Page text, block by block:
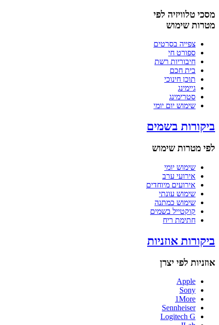
מסכי טלוויזיה לפי
מטרות שימוש
צפייה בסרטים
ספורט חי
חיבוריות רשת
בית חכם
תוכן חינוכי
גיימינג
סטרימינג
שימוש יום יומי
ביקורות בשמים
לפי מטרות שימוש
שימוש יומי
אירועי ערב
אירועים מיוחדים
שימוש עונתי
שימוש כמתנה
קוקטייל בשמים
חתימת ריח
ביקורות אוזניות
אוזניות לפי יצרן
Apple
Sony
1More
Sennheiser
Logitech G